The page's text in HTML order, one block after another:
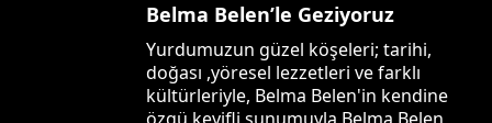
Belma Belen’le Geziyoruz
Yurdumuzun güzel köşeleri; tarihi,
doğası ,yöresel lezzetleri ve farklı
kültürleriyle, Belma Belen'in kendine